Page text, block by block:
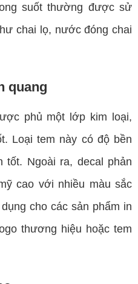
suốt thường được sử
chai lọ, nước đóng chai
quang
phủ một lớp kim loại,
Loại tem này có độ bền
tốt. Ngoài ra, decal phản
cao với nhiều màu sắc
cho các sản phẩm in
thương hiệu hoặc tem